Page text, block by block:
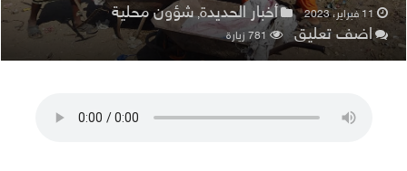
11 فبراير، 2023 أخبار الحديدة,شؤون محلية
اضف تعليق
781 زيارة